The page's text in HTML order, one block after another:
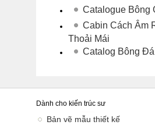
Catalogue Bông
Cabin Cách Âm
Thoải Mái
Catalog Bông
Dành cho kiến trúc sư
Bản vẽ mẫu thiết kế